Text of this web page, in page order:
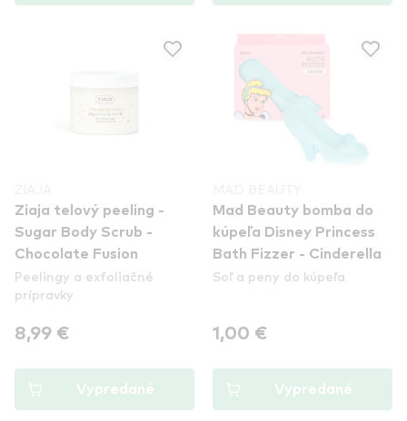
Ziaja telový peeling -
Sugar Body Scrub -
Chocolate Fusion
Peelingy a exfoliačné
prípravky
8,99 €
Vypredané
Mad Beauty bomba do
kúpeľa Disney Princess
Bath Fizzer - Cinderella
Soľ a peny do kúpeľa
1,00 €
Vypredané